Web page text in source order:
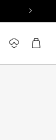
connecter
Panier